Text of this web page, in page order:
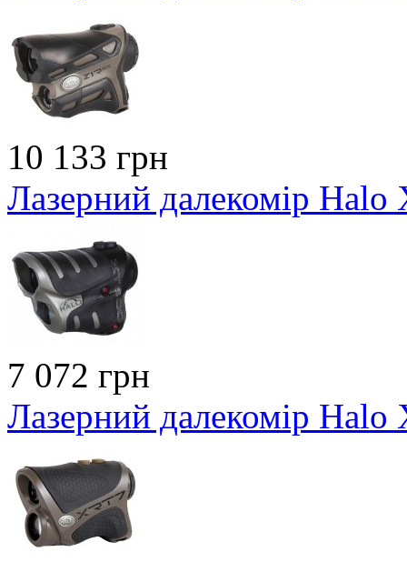
10 133 грн
Лазерний далекомір
7 072 грн
Лазерний далекомір Halo